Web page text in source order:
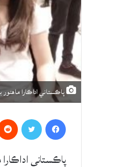
پاڪستاني اداڪارا